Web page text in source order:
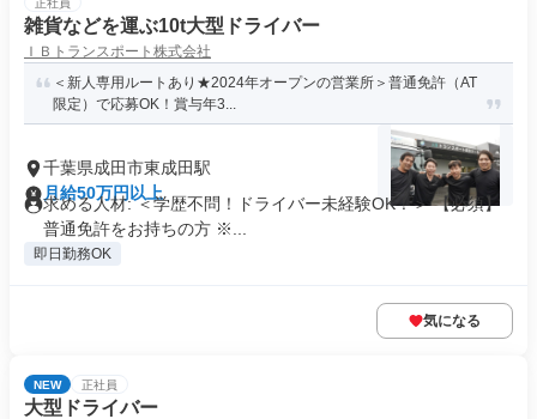
正社員
雑貨などを運ぶ10t大型ドライバー
ＩＢトランスポート株式会社
＜新人専用ルートあり★2024年オープンの営業所＞普通免許（AT
限定）で応募OK！賞与年3...
千葉県成田市東成田駅
月給50万円以上
求める人材: ＜学歴不問！ドライバー未経験OK！＞ 【必須】
普通免許をお持ちの方 ※...
即日勤務OK
気になる
NEW 正社員
大型ドライバー